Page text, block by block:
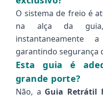
O sistema de freio é
na alça da guia,
instantaneamente
garantindo segurança
Esta guia é
grande porte?
Não, a Guia Retrátil